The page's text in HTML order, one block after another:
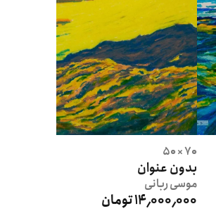
70 × 50
بدون عنوان
موسیربانی
14٬000٬000 تومان